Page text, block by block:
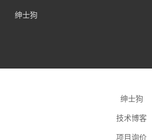
绅士狗
绅士狗
技术博客
项目询价